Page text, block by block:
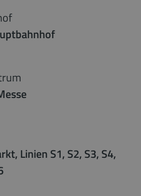
Linien S1, S2, S3, S4,